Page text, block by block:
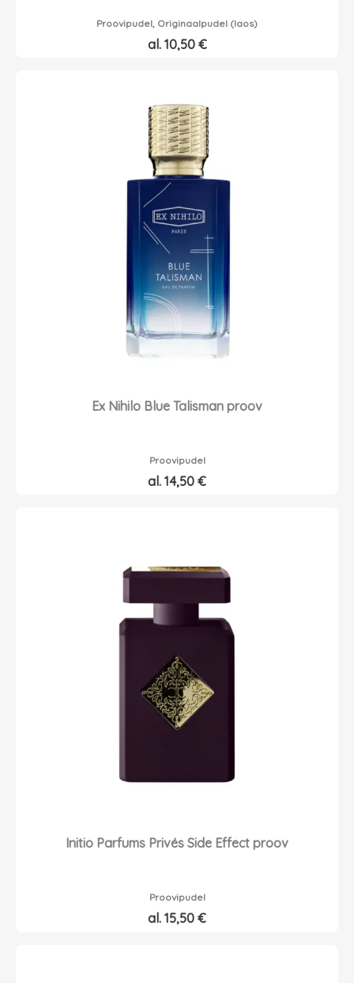
Proovipudel, Originaalpudel (laos)
al. 10,50 €
Ex Nihilo Blue Talisman proov
Proovipudel
al. 14,50 €
Initio Parfums Privés Side Effect proov
Proovipudel
al. 15,50 €